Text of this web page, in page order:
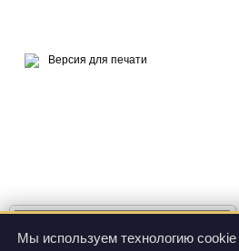
Мы используем технологию
Версия для печати
фото 1